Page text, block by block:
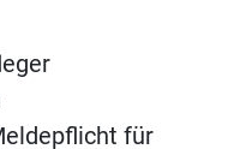
für